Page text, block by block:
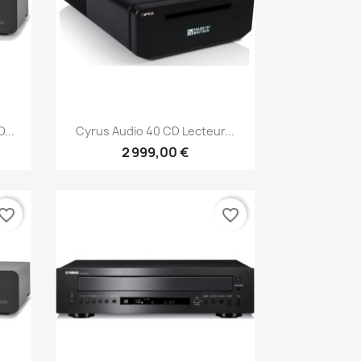
Aperçu rapide
Cyrus Audio 40 CD Lecteur...
2 999,00 €
favorite_border